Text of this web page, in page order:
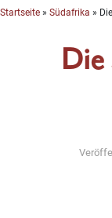
Startseite » Südafrika »
Die